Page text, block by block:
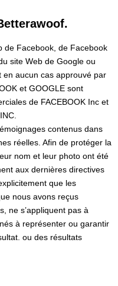
de Facebook, de Facebook
site Web de Google ou
en aucun cas approuvé par
et GOOGLE sont
de FACEBOOK Inc et
contenus dans
réelles. Afin de protéger la
nom et leur photo ont été
aux dernières directives
que les
nous avons reçus
ne s’appliquent pas à
à représenter ou garantir
ou des résultats